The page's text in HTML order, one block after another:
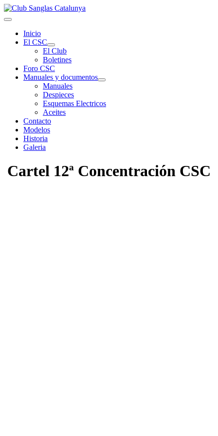
Inicio
El CSC
El Club
Boletines
Foro CSC
Manuales y documentos
Manuales
Despieces
Esquemas Electricos
Aceites
Contacto
Modelos
Historia
Galeria
Cartel 12ª Concentración CSC